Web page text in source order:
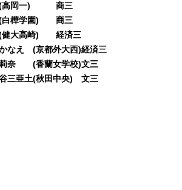
(高岡一) 商三
(白樺学園) 商三
(健大高崎) 経済三
かなえ (京都外大西)経済三
莉奈 (香蘭女学校)文三
谷三亜土(秋田中央) 文三